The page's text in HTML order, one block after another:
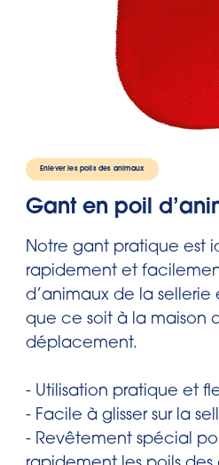
Enlever les poils des animaux
Gant en poil
Notre gant pratique est
rapidement et
d’animaux de la sellerie
que ce soit à la maison
déplacement.
- Utilisation pratique et
- Facile à glisser sur la
- Revêtement spécial